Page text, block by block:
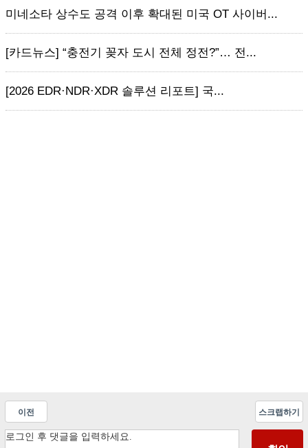
미네소타 상수도 공격 이후 확대된 미국 OT 사이버...
[카드뉴스] “충전기 꽂자 도시 전체 정전?”… 전...
[2026 EDR·NDR·XDR 솔루션 리포트] 국...
이전 스크랩하기